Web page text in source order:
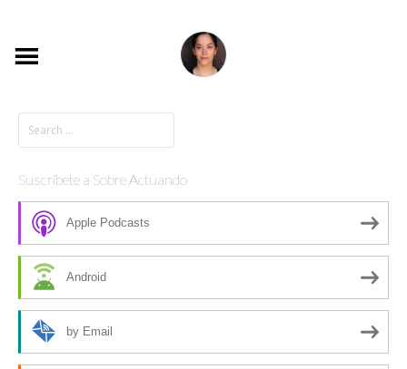
Suscríbete a Sobre Actuando
Apple Podcasts
Android
by Email